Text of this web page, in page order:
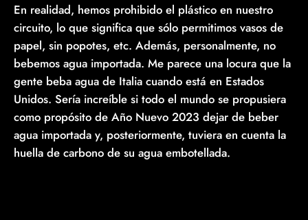
En realidad, hemos prohibido el plástico en nuestro
circuito, lo que significa que sólo permitimos vasos de
papel, sin popotes, etc. Además, personalmente, no
bebemos agua importada. Me parece una locura que la
gente beba agua de Italia cuando está en Estados
Unidos. Sería increíble si todo el mundo se propusiera
como propósito de Año Nuevo 2023 dejar de beber
agua importada y, posteriormente, tuviera en cuenta la
huella de carbono de su agua embotellada.